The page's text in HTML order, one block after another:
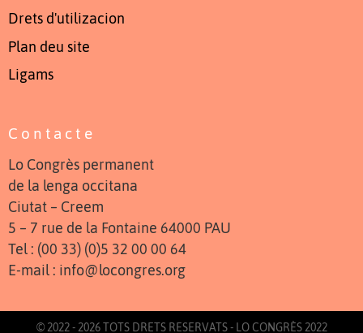
Drets d'utilizacion
Plan deu site
Ligams
Contacte
Lo Congrès permanent
de la lenga occitana
Ciutat – Creem
5 – 7 rue de la Fontaine 64000 PAU
Tel : (00 33) (0)5 32 00 00 64
E-mail : info@locongres.org
© 2022 - 2026 TOTS DRETS RESERVATS - LO CONGRÈS 2022